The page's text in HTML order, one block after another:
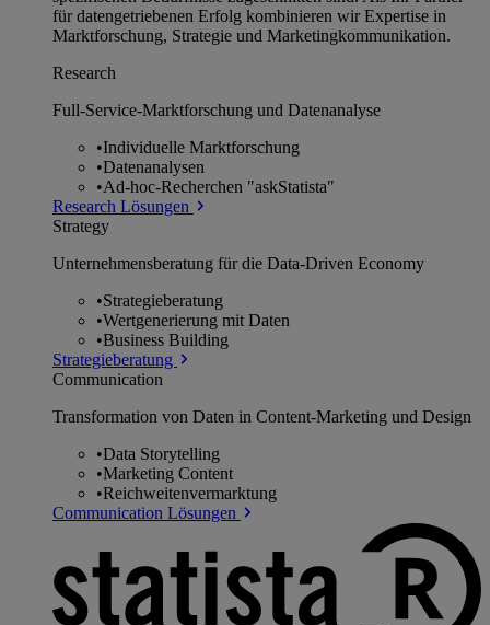
für datengetriebenen Erfolg kombinieren wir Expertise in
Marktforschung, Strategie und Marketingkommunikation.
Research
Full-Service-Marktforschung und Datenanalyse
•Individuelle Marktforschung
•Datenanalysen
•Ad-hoc-Recherchen "askStatista"
Research Lösungen
Strategy
Unternehmens­beratung für die Data-Driven Economy
•Strategieberatung
•Wertgenerierung mit Daten
•Business Building
Strategieberatung
Communication
Transformation von Daten in Content-Marketing und Design
•Data Storytelling
•Marketing Content
•Reichweitenvermarktung
Communication Lösungen